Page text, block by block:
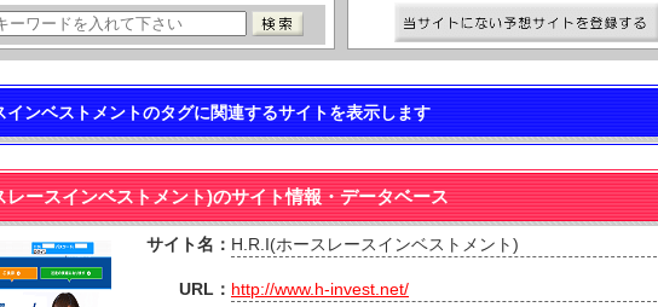
インベストメントのタグに関連するサイトを表示します
レースインベストメント)のサイト情報・データベース
サイト名： H.R.I(ホースレースインベストメント)
URL： http://www.h-invest.net/